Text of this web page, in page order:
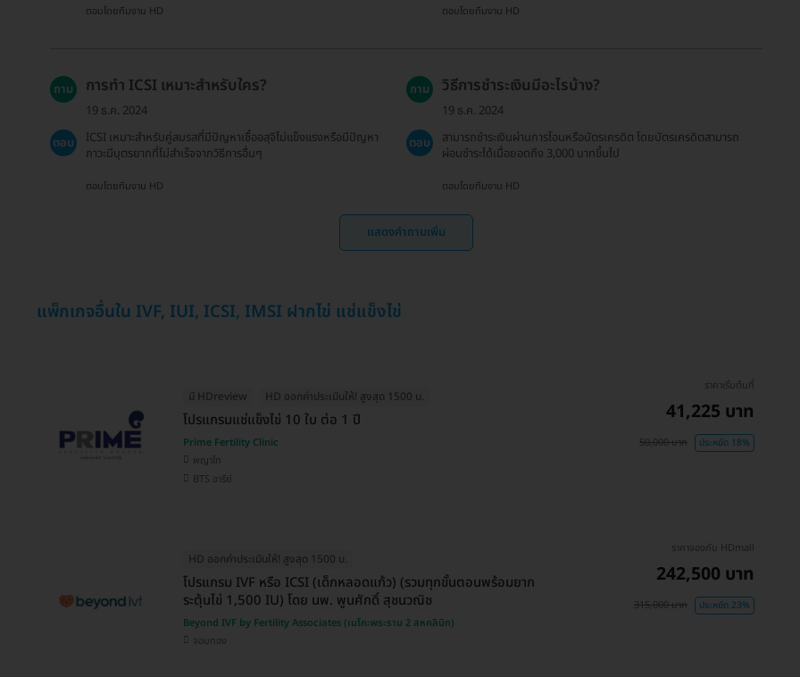
ตอบโดยทีมงาน HD ตอบโดยทีมงาน HD
ถาม การทำ ICSI เหมาะสำหรับใคร?
19 ธ.ค. 2024
ตอบ
ICSI เหมาะสำหรับคู่สมรสที่มีปัญหาเชื้ออสุจิไม่แข็งแรงหรือมีปัญหา
ภาวะมีบุตรยากที่ไม่สำเร็จจากวิธีการอื่นๆ
ตอบโดยทีมงาน HD
ถาม วิธีการชำระเงินมีอะไรบ้าง?
19 ธ.ค. 2024
ตอบ
สามารถชำระเงินผ่านการโอนหรือบัตรเครดิต โดยบัตรเครดิตสามารถ
ผ่อนชำระได้เมื่อยอดถึง 3,000 บาทขึ้นไป
ตอบโดยทีมงาน HD
แสดงคำถามเพิ่ม
แพ็กเกจอื่นใน IVF, IUI, ICSI, IMSI ฝากไข่ แช่แข็งไข่
มี HDreview HD ออกค่าประเมินให้! สูงสุด 1500 บ.
โปรแกรมแช่แข็งไข่ 10 ใบ ต่อ 1 ปี
Prime Fertility Clinic
พญาไท
BTS อารีย์
ราคาเริ่มต้นที่
41,225 บาท
50,000 บาท ประหยัด 18%
HD ออกค่าประเมินให้! สูงสุด 1500 บ.
โปรแกรม IVF หรือ ICSI (เด็กหลอดแก้ว) (รวมทุกขั้นตอนพร้อมยาก
ระตุ้นไข่ 1,500 IU) โดย นพ. พูนศักดิ์ สุชนวณิช
Beyond IVF by Fertility Associates (เมโกะพระราม 2 สหคลินิก)
จอมทอง
ราคาจองกับ HDmall
242,500 บาท
315,000 บาท ประหยัด 23%